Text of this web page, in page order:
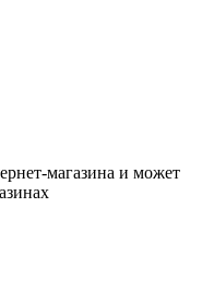
магазина и может